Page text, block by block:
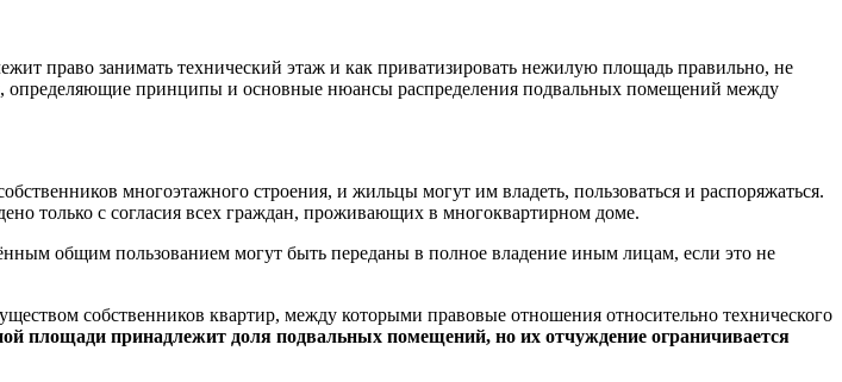
право занимать технический этаж и как приватизировать нежилую площадь правильно, не
определяющие принципы и основные нюансы распределения подвальных помещений между
многоэтажного строения, и жильцы могут им владеть, пользоваться и распоряжаться.
только с согласия всех граждан, проживающих в многоквартирном доме.
общим пользованием могут быть переданы в полное владение иным лицам, если это не
собственников квартир, между которыми правовые отношения относительно технического
площади принадлежит доля подвальных помещений, но их отчуждение ограничивается